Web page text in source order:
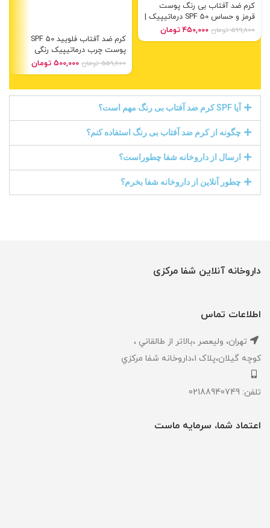
کرم ضد آفتاب بی رنگ پوست
قرمز و حساس SPF 50 درماتیپیک |
Dermatypique sunscreen anti
redness cream
599,800 تومان 450,000 تومان
کرم ضد آفتاب فلویید SPF 50
پوست چرب درماتیپیک رنگی
نچرال| Dermatypique sunscreen
tinted fluid SPF 50
559,800 تومان 500,000 تومان
آیا SPF کرم ضد آفتاب بی رنگ مهم است؟
چگونه از کرم ضد آفتاب بی رنگ استفاده کنم؟
ارسال از داروخانه شفا چطوراست؟
چطور آنلاین از داروخانه شفا بخرم؟
داروخانه آنلاین شفا مرکزی
اطلاعات تماس
تهران، ‎وليعصر ،بالاتر از طالقاني ،
كوچه گيلان،پلاک ۱،داروخانه شفا مركزي
تلفن: 02188940749
اعتماد شما، سرمایه ماست